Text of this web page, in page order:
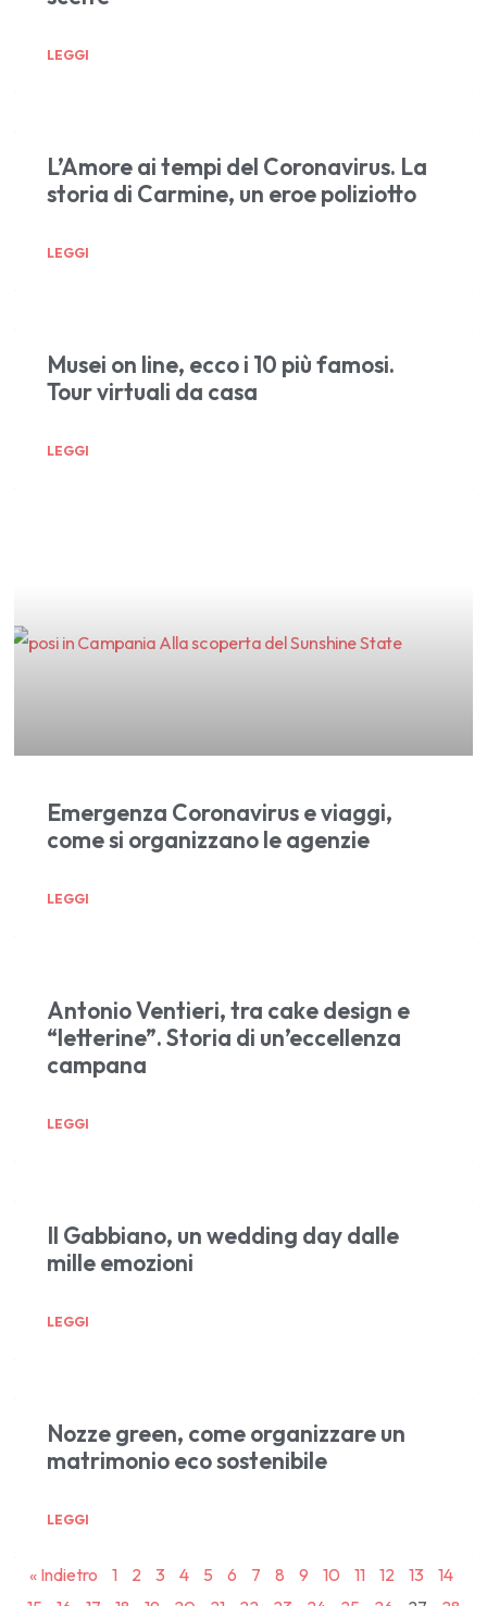
LEGGI
L’Amore ai tempi del Coronavirus. La
storia di Carmine, un eroe poliziotto
LEGGI
Musei on line, ecco i 10 più famosi.
Tour virtuali da casa
LEGGI
Emergenza Coronavirus e viaggi,
come si organizzano le agenzie
LEGGI
Antonio Ventieri, tra cake design e
“letterine”. Storia di un’eccellenza
campana
LEGGI
Il Gabbiano, un wedding day dalle
mille emozioni
LEGGI
Nozze green, come organizzare un
matrimonio eco sostenibile
LEGGI
« Indietro 1 2 3 4 5 6 7 8 9 10 11 12 13
14